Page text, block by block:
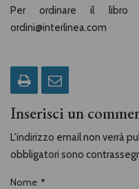
Per ordinare il libro
ordini@interlinea.com
Inserisci un
L'indirizzo email non verrà
obbligatori sono
Nome *